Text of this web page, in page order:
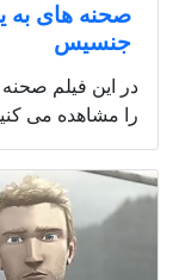
صحنه های به
جنسیس
در این فیلم
را مشاهده می